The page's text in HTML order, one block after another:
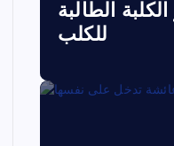
الطالبة
للكلب